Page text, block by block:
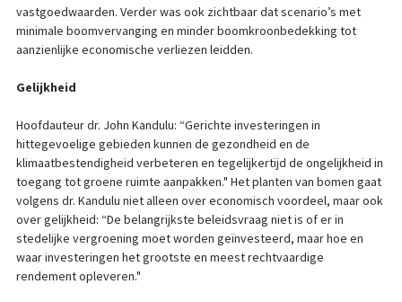
vastgoedwaarden. Verder was ook zichtbaar dat scenario’s met
minimale boomvervanging en minder boomkroonbedekking tot
aanzienlijke economische verliezen leidden.
Gelijkheid
Hoofdauteur dr. John Kandulu: “Gerichte investeringen in
hittegevoelige gebieden kunnen de gezondheid en de
klimaatbestendigheid verbeteren en tegelijkertijd de ongelijkheid in
toegang tot groene ruimte aanpakken." Het planten van bomen gaat
volgens dr. Kandulu niet alleen over economisch voordeel, maar ook
over gelijkheid: “De belangrijkste beleidsvraag niet is of er in
stedelijke vergroening moet worden geïnvesteerd, maar hoe en
waar investeringen het grootste en meest rechtvaardige
rendement opleveren."